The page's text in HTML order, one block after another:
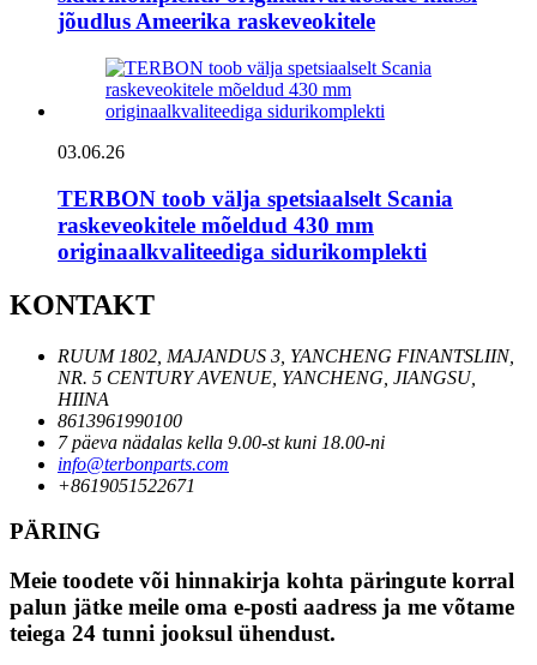
jõudlus Ameerika raskeveokitele
03.06.26
TERBON toob välja spetsiaalselt Scania
raskeveokitele mõeldud 430 mm
originaalkvaliteediga sidurikomplekti
KONTAKT
RUUM 1802, MAJANDUS 3, YANCHENG FINANTSLIIN,
NR. 5 CENTURY AVENUE, YANCHENG, JIANGSU,
HIINA
8613961990100
7 päeva nädalas kella 9.00-st kuni 18.00-ni
info@terbonparts.com
+8619051522671
PÄRING
Meie toodete või hinnakirja kohta päringute korral
palun jätke meile oma e-posti aadress ja me võtame
teiega 24 tunni jooksul ühendust.